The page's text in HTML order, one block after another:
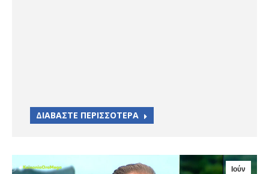
ΔΙΑΒΑΣΤΕ ΠΕΡΙΣΣΟΤΕΡΑ
Ιούν